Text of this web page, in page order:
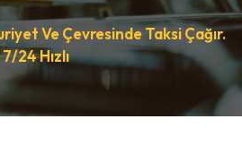
Ve Çevresinde Taksi Çağır.
7/24 Hızlı